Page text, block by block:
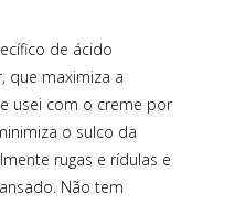
de ácido
que maximiza a
usei com o creme por
o sulco da
rugas e rídulas e
Não tem